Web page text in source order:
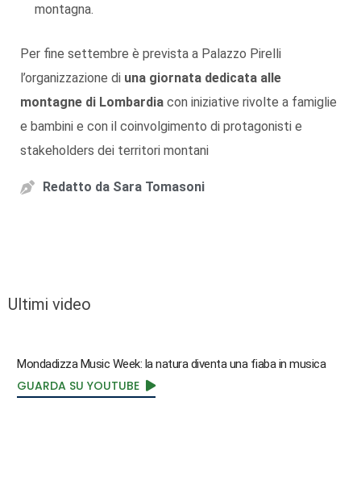
montagna.
Per fine settembre è prevista a Palazzo Pirelli
l’organizzazione di una giornata dedicata alle
montagne di Lombardia con iniziative rivolte a famiglie
e bambini e con il coinvolgimento di protagonisti e
stakeholders dei territori montani
Redatto da Sara Tomasoni
Ultimi video
Mondadizza Music Week: la natura diventa una fiaba in musica
GUARDA SU YOUTUBE